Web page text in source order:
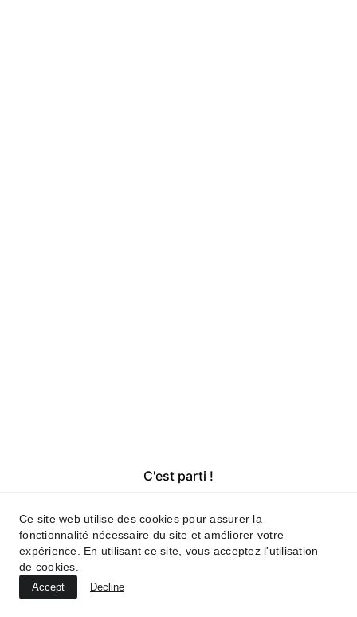
C'est parti !
Ce site web utilise des cookies pour assurer la
fonctionnalité nécessaire du site et améliorer votre
expérience. En utilisant ce site, vous acceptez l'utilisation
de cookies.
Accept Decline